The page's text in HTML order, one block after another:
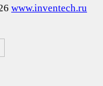
www.inventech.ru